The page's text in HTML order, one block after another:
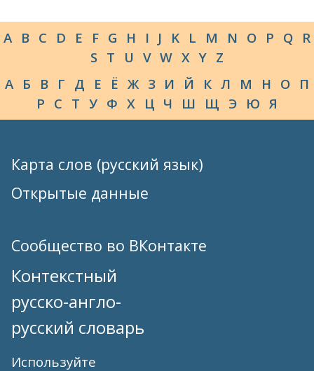
A B C D E F G H I J K L M N O P Q R
S T U V W X Y Z
А Б В Г Д Е Ё Ж З И Й К Л М Н О П
Р С Т У Ф Х Ц Ч Ш Щ Э Ю Я
Карта слов (русский язык)
Открытые данные
Сообщество во ВКонтакте
Контекстный
русско-англо-
русский словарь
Используйте